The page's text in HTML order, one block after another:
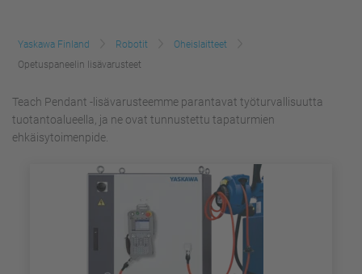
Yaskawa Finland Robotit
Oheislaitteet
Opetuspaneelin lisävarusteet
Teach Pendant -lisävarusteemme parantavat työturvallisuutta
tuotantoalueella, ja ne ovat tunnustettu tapaturmien
ehkäisytoimenpide.